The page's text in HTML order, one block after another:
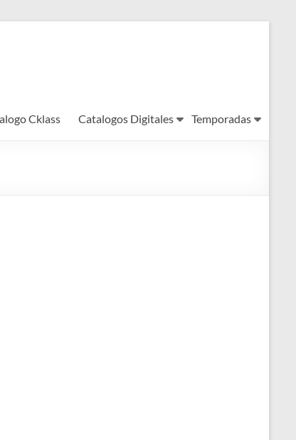
Cklass Catalogos Digitales Temporadas